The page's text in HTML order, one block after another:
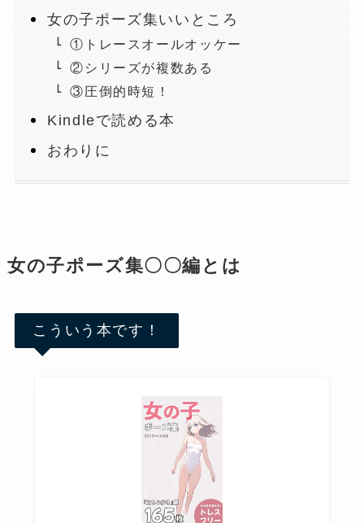
女の子ポーズ集いいところ
①トレースオールオッケー
②シリーズが複数ある
③圧倒的時短！
Kindleで読める本
おわりに
女の子ポーズ集〇〇編とは
こういう本です！